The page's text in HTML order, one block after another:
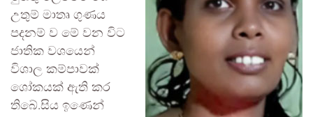
උතුම් මාතෘ ගුණය
පදනම් ව මේ වන විට
ජාතික වශයෙන්
විශාල කම්පාවක්
ශෝකයක් ඇති කර
තිබේ.සිය ඉණෙන්